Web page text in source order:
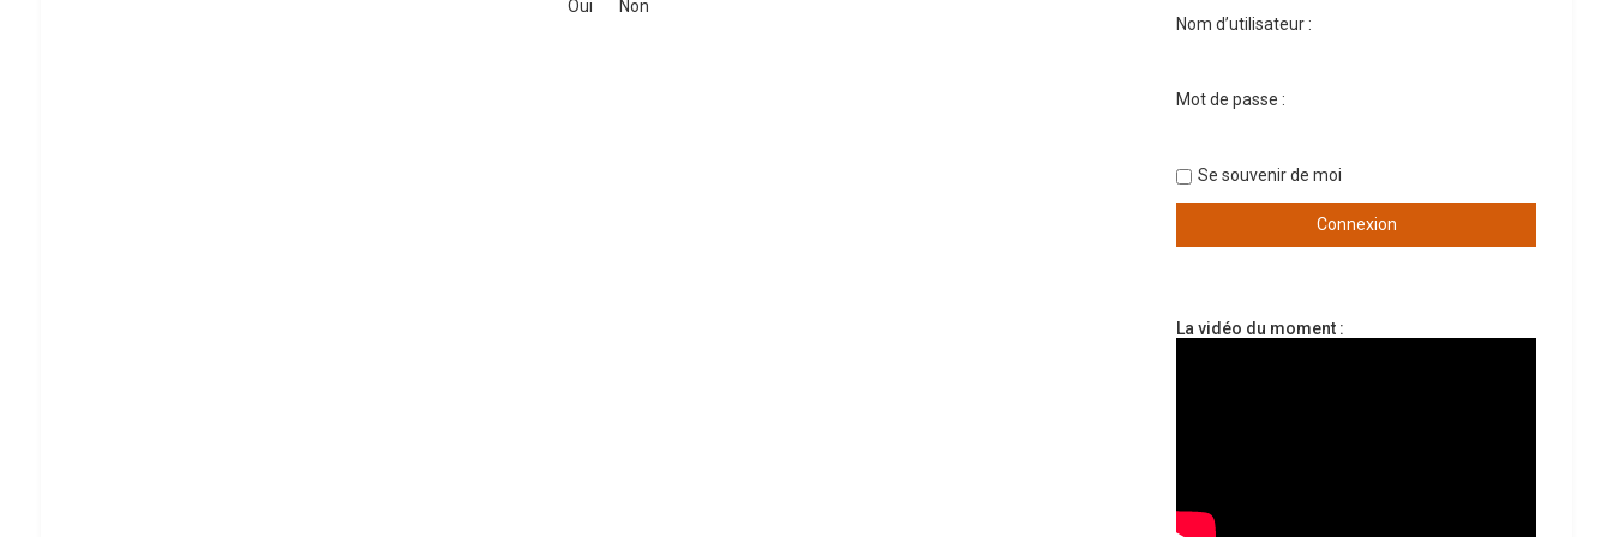
Nom d’utilisateur :
Mot de passe :
Se souvenir de moi
La vidéo du moment :